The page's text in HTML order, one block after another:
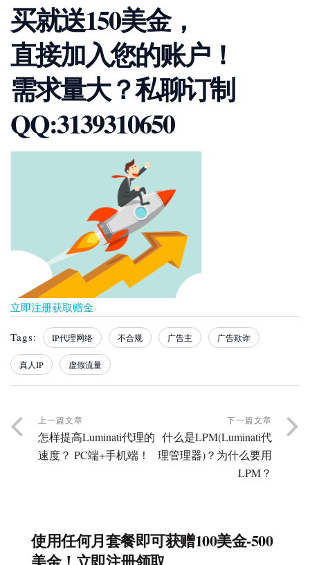
买就送150美金，
直接加入您的账户！
需求量大？私聊订制
QQ:3139310650
立即注册获取赠金
Tags: IP代理网络 不合规 广告主 广告欺诈
真人IP 虚假流量
上一篇文章
怎样提高Luminati代理的
速度？ PC端+手机端！
下一篇文章
什么是LPM(Luminati代
理管理器)？为什么要用
LPM？
使用任何月套餐即可获赠100美金-500